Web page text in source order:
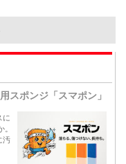
スポンジ「スマポン」
に
汚